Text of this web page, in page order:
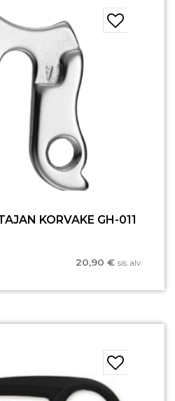
KORVAKE GH-011
20,90 € sis. alv.